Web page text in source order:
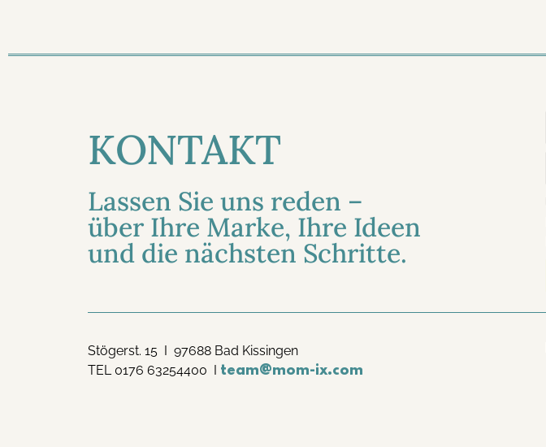
KONTAKT
Lassen Sie uns reden –
über Ihre Marke, Ihre Ideen
und die nächsten Schritte.
Stögerst. 15 I 97688 Bad Kissingen
TEL 0176 63254400 I team@mom-ix.com